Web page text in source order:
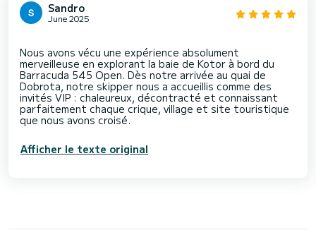
Sandro
June 2025
Nous avons vécu une expérience absolument
merveilleuse en explorant la baie de Kotor à bord du
Barracuda 545 Open. Dès notre arrivée au quai de
Dobrota, notre skipper nous a accueillis comme des
invités VIP : chaleureux, décontracté et connaissant
parfaitement chaque crique, village et site touristique
Afficher le texte original